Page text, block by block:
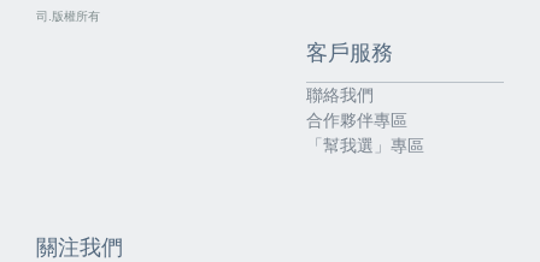
司.版權所有
客戶服務
聯絡我們
合作夥伴專區
「幫我選」專區
關注我們